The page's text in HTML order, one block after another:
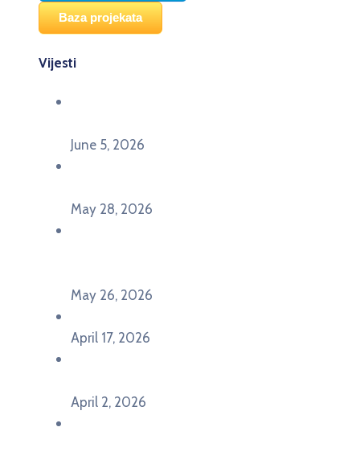
Baza projekata
Vijesti
June 5, 2026
May 28, 2026
May 26, 2026
April 17, 2026
April 2, 2026